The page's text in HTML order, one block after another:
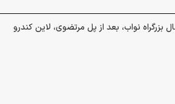
نواب، بعد از پل مرتضوی، لاین کندرو